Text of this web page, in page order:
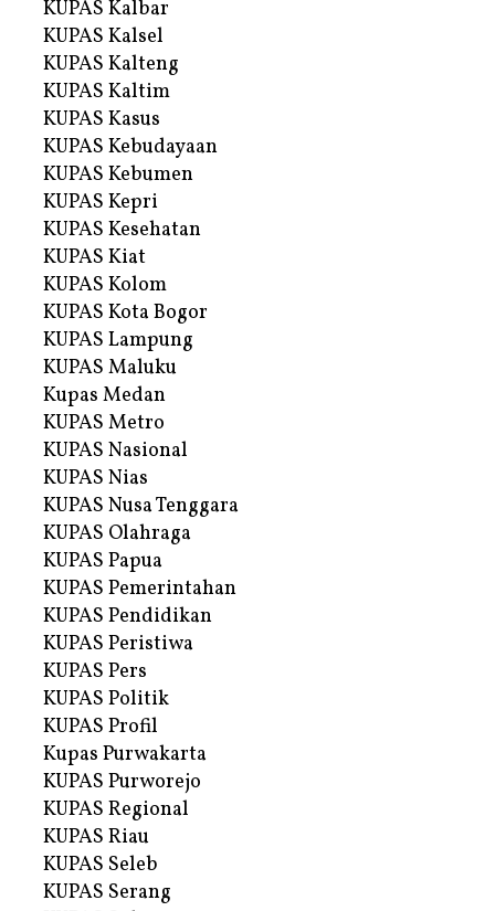
KUPAS Kalbar
KUPAS Kalsel
KUPAS Kalteng
KUPAS Kaltim
KUPAS Kasus
KUPAS Kebudayaan
KUPAS Kebumen
KUPAS Kepri
KUPAS Kesehatan
KUPAS Kiat
KUPAS Kolom
KUPAS Kota Bogor
KUPAS Lampung
KUPAS Maluku
Kupas Medan
KUPAS Metro
KUPAS Nasional
KUPAS Nias
KUPAS Nusa Tenggara
KUPAS Olahraga
KUPAS Papua
KUPAS Pemerintahan
KUPAS Pendidikan
KUPAS Peristiwa
KUPAS Pers
KUPAS Politik
KUPAS Profil
Kupas Purwakarta
KUPAS Purworejo
KUPAS Regional
KUPAS Riau
KUPAS Seleb
KUPAS Serang